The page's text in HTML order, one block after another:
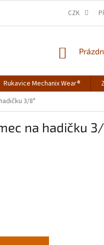
CZK
Rukavice Mechanix Wear®
3/8"
na hadičku